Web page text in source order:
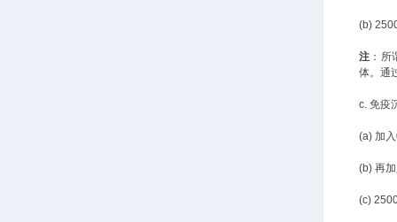
(b)
注 ：
体。通
c. 免疫
(a) 加
(b) 再
(c)